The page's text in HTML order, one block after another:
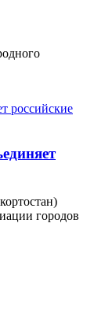
городов